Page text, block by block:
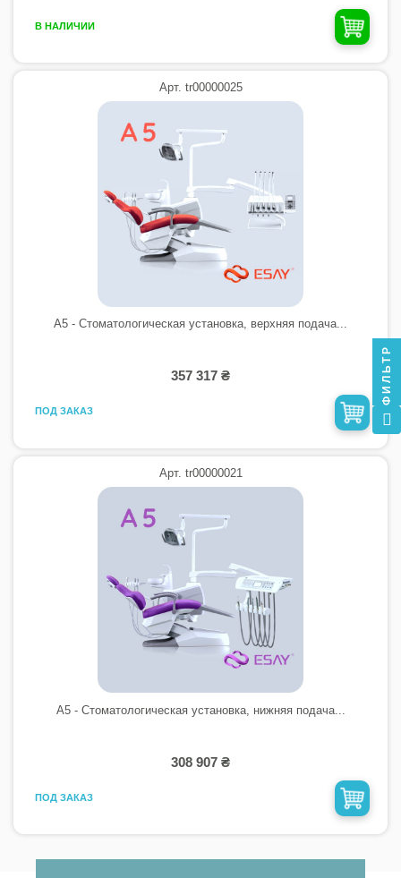
В НАЛИЧИИ
Арт. tr00000025
A5 - Стоматологическая установка, верхняя подача...
357 317 ₴
ПОД ЗАКАЗ
Арт. tr00000021
A5 - Стоматологическая установка, нижняя подача...
308 907 ₴
ПОД ЗАКАЗ
ФИЛЬТР